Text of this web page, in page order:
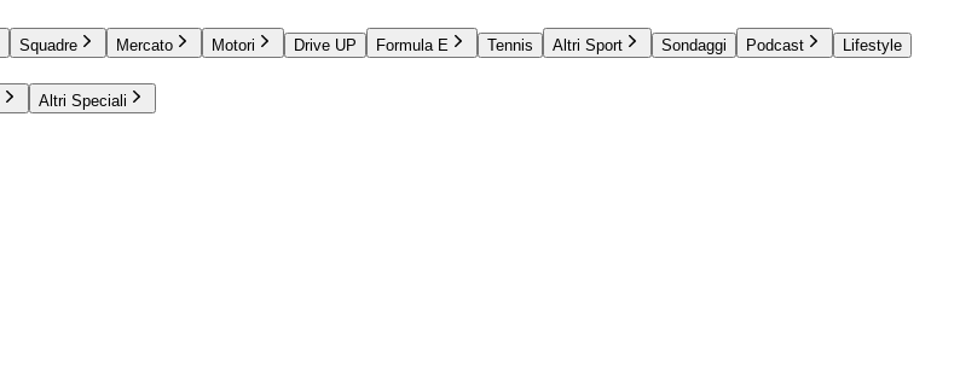
Squadre Mercato Motori Drive UP Formula E Tennis Altri Sport Sondaggi Podcast
Lifestyle
Altri Speciali